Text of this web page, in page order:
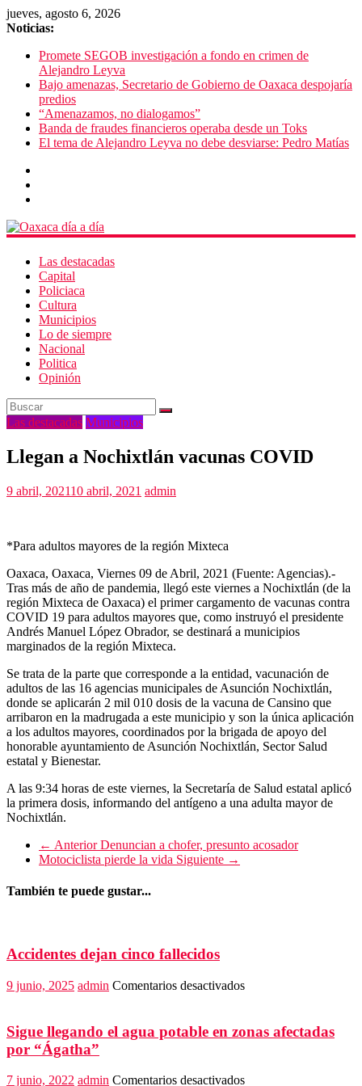
jueves, agosto 6, 2026
Noticias:
Promete SEGOB investigación a fondo en crimen de
Alejandro Leyva
Bajo amenazas, Secretario de Gobierno de Oaxaca despojaría
predios
“Amenazamos, no dialogamos”
Banda de fraudes financieros operaba desde un Toks
El tema de Alejandro Leyva no debe desviarse: Pedro Matías
Las destacadas
Capital
Policiaca
Cultura
Municipios
Lo de siempre
Nacional
Politica
Opinión
Las destacadas Municipios
Llegan a Nochixtlán vacunas COVID
9 abril, 202110 abril, 2021 admin
*Para adultos mayores de la región Mixteca
Oaxaca, Oaxaca, Viernes 09 de Abril, 2021 (Fuente: Agencias).-
Tras más de año de pandemia, llegó este viernes a Nochixtlán (de la
región Mixteca de Oaxaca) el primer cargamento de vacunas contra
COVID 19 para adultos mayores que, como instruyó el presidente
Andrés Manuel López Obrador, se destinará a municipios
marginados de la región Mixteca.
Se trata de la parte que corresponde a la entidad, vacunación de
adultos de las 16 agencias municipales de Asunción Nochixtlán,
donde se aplicarán 2 mil 010 dosis de la vacuna de Cansino que
arribaron en la madrugada a este municipio y son la única aplicación
a los adultos mayores, coordinados por la brigada de apoyo del
honorable ayuntamiento de Asunción Nochixtlán, Sector Salud
estatal y Bienestar.
A las 9:34 horas de este viernes, la Secretaría de Salud estatal aplicó
la primera dosis, informando del antígeno a una adulta mayor de
Nochixtlán.
← AnteriorDenuncian a chofer, presunto acosador
Motociclista pierde la vida Siguiente →
También te puede gustar...
Accidentes dejan cinco fallecidos
9 junio, 2025 admin Comentarios desactivadosen
cinco
fallecidos
Sigue llegando el agua potable en zonas afectadas
por “Ágatha”
7 junio, 2022 admin Comentarios desactivadosen